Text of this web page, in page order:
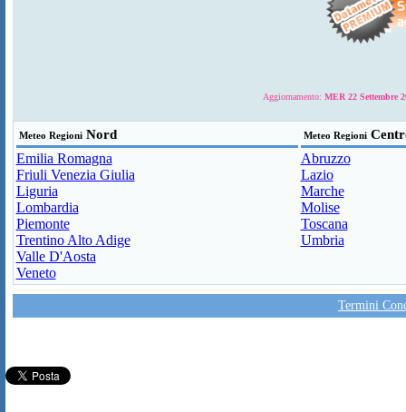
Aggiornamento: MER 22 Settembre
Meteo RegioniNord Meteo Regioni
Emilia Romagna
Friuli Venezia Giulia
Liguria
Lombardia
Piemonte
Trentino Alto Adige
Valle D'Aosta
Veneto
Abruzzo
Lazio
Marche
Molise
Toscana
Umbria
Termini